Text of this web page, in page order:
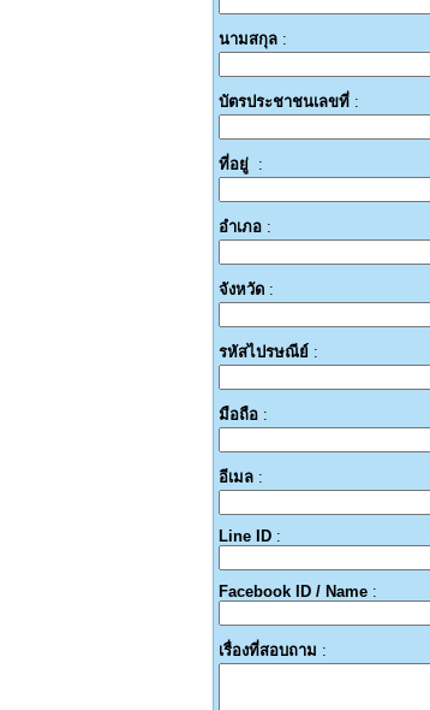
นามสกุล:
บัตรประชาชนเลขที่:
ที่อยู่ :
อำเภอ:
จังหวัด:
รหัสไปรษณีย์ :
มือถือ:
อีเมล:
Line ID:
Facebook ID / Name:
เรื่องที่สอบถาม :